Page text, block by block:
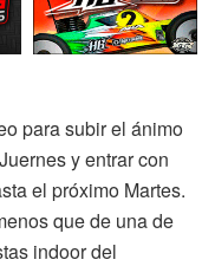
para subir el ánimo
y entrar con
el próximo Martes.
que de una de
indoor del